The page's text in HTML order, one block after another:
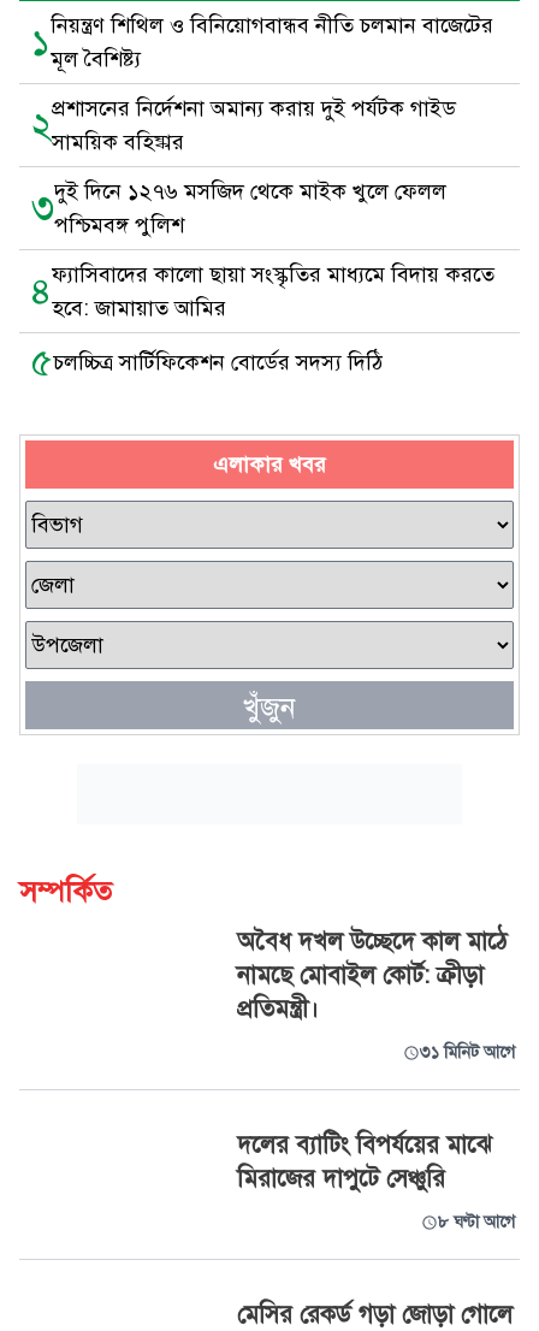
১নিয়ন্ত্রণ শিথিল ও বিনিয়োগবান্ধব নীতি চলমান বাজেটের
মূল বৈশিষ্ট্য
২প্রশাসনের নির্দেশনা অমান্য করায় দুই পর্যটক গাইড
সাময়িক বহিষ্কার
৩দুই দিনে ১২৭৬ মসজিদ থেকে মাইক খুলে ফেলল
পশ্চিমবঙ্গ পুলিশ
৪ফ্যাসিবাদের কালো ছায়া সংস্কৃতির মাধ্যমে বিদায় করতে
হবে: জামায়াত আমির
৫চলচ্চিত্র সার্টিফিকেশন বোর্ডের সদস্য দিঠি
এলাকার খবর
খুঁজুন
সম্পর্কিত
অবৈধ দখল উচ্ছেদে কাল মাঠে
নামছে মোবাইল কোর্ট: ক্রীড়া
প্রতিমন্ত্রী।
৩১ মিনিট আগে
দলের ব্যাটিং বিপর্যয়ের মাঝে
মিরাজের দাপুটে সেঞ্চুরি
৮ ঘণ্টা আগে
মেসির রেকর্ড গড়া জোড়া গোলে